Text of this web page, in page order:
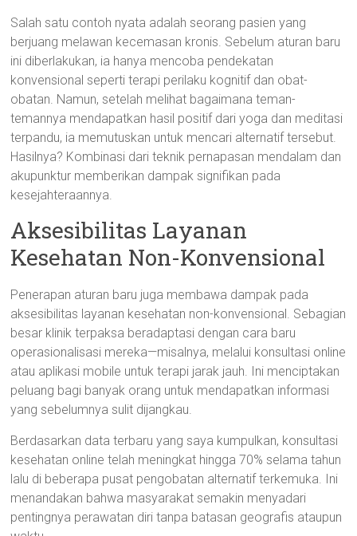
Salah satu contoh nyata adalah seorang pasien yang
berjuang melawan kecemasan kronis. Sebelum aturan baru
ini diberlakukan, ia hanya mencoba pendekatan
konvensional seperti terapi perilaku kognitif dan obat-
obatan. Namun, setelah melihat bagaimana teman-
temannya mendapatkan hasil positif dari yoga dan meditasi
terpandu, ia memutuskan untuk mencari alternatif tersebut.
Hasilnya? Kombinasi dari teknik pernapasan mendalam dan
akupunktur memberikan dampak signifikan pada
kesejahteraannya.
Aksesibilitas Layanan
Kesehatan Non-Konvensional
Penerapan aturan baru juga membawa dampak pada
aksesibilitas layanan kesehatan non-konvensional. Sebagian
besar klinik terpaksa beradaptasi dengan cara baru
operasionalisasi mereka—misalnya, melalui konsultasi online
atau aplikasi mobile untuk terapi jarak jauh. Ini menciptakan
peluang bagi banyak orang untuk mendapatkan informasi
yang sebelumnya sulit dijangkau.
Berdasarkan data terbaru yang saya kumpulkan, konsultasi
kesehatan online telah meningkat hingga 70% selama tahun
lalu di beberapa pusat pengobatan alternatif terkemuka. Ini
menandakan bahwa masyarakat semakin menyadari
pentingnya perawatan diri tanpa batasan geografis ataupun